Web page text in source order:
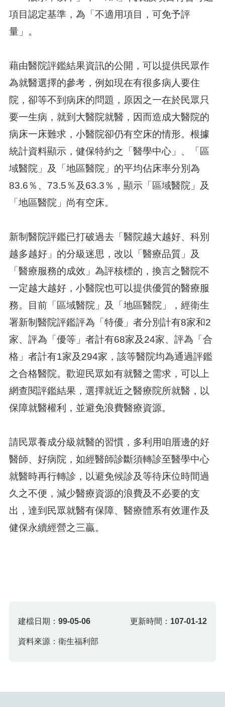
項目認定基準，為「不適用項目，可免予評
量」。
藉由醫院評鑑結果資訊的公開，可以提供民眾作
為就醫選擇的參考，例如現在有很多病人要住
院，卻等不到病床的問題，原因之一在於民眾只
要一生病，就到大醫院就醫，因而造成大醫院的
病床一床難求，小醫院卻仍有空床的情形。根據
統計資料顯示，健保特約之「醫學中心」、「區
域醫院」及「地區醫院」的平均佔床率分別為
83.6％、73.5％及63.3％，顯示「區域醫院」及
「地區醫院」尚有空床。
新制醫院評鑑已打破過去「醫院越大越好、科別
越多越好」的分級迷思，改以「醫療品質」及
「醫療服務的成效」為評核標的，換言之醫院不
一定越大越好，小醫院也可以提供優質的醫療服
務。目前「區域醫院」及「地區醫院」，經衛生
署新制醫院評鑑評為「特優」者分別計有8家和2
家、評為「優等」者計有68家及24家、評為「合
格」者計有1家及294家，該等醫院均為通過評鑑
之合格醫院。歡迎民眾如有就醫之需求，可以上
網查閱評鑑結果，選擇就近之醫療院所就醫，以
保障就醫權利，並避免浪費醫療資源。
請民眾養成分級就醫的習慣，多利用咱厝邊的好
醫師、好病院，如經醫師診斷須轉診至醫學中心
就醫時再行轉診，以避免候診及等待床位時間過
久之不便，減少醫療資源的浪費及不必要的支
出，達到民眾就醫有保障、醫療體系有效運作及
健保永續經營之三贏。
建檔日期：99-05-06 更新時間： 107-01-12
資料來源：衛生福利部